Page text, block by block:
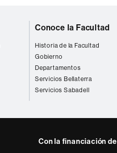
Conoce la Facultad
Historia de la Facultad
Gobierno
Departamentos
Servicios Bellaterra
Servicios Sabadell
Con la financiación de